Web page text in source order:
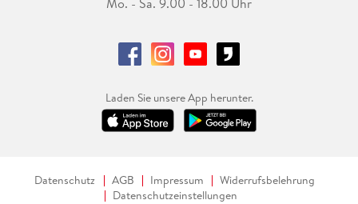
Laden Sie unsere App herunter.
Datenschutz AGB Impressum
Widerrufsbelehrung
Datenschutzeinstellungen